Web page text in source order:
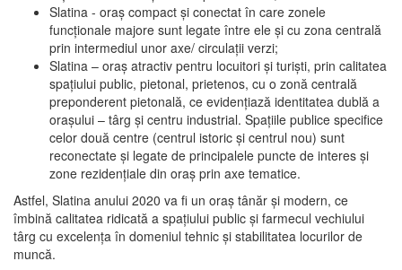
Slatina - oraş compact şi conectat în care zonele
funcţionale majore sunt legate între ele şi cu zona centrală
prin intermediul unor axe/ circulații verzi;
Slatina – oraş atractiv pentru locuitori şi turişti, prin calitatea
spaţiului public, pietonal, prietenos, cu o zonă centrală
preponderent pietonală, ce evidenţiază identitatea dublă a
oraşului – târg şi centru industrial. Spaţiile publice specifice
celor două centre (centrul istoric şi centrul nou) sunt
reconectate şi legate de principalele puncte de interes şi
zone rezidenţiale din oraş prin axe tematice.
Astfel, Slatina anului 2020 va fi un oraş tânăr şi modern, ce
îmbină calitatea ridicată a spaţiului public şi farmecul vechiului
târg cu excelenţa în domeniul tehnic şi stabilitatea locurilor de
muncă.